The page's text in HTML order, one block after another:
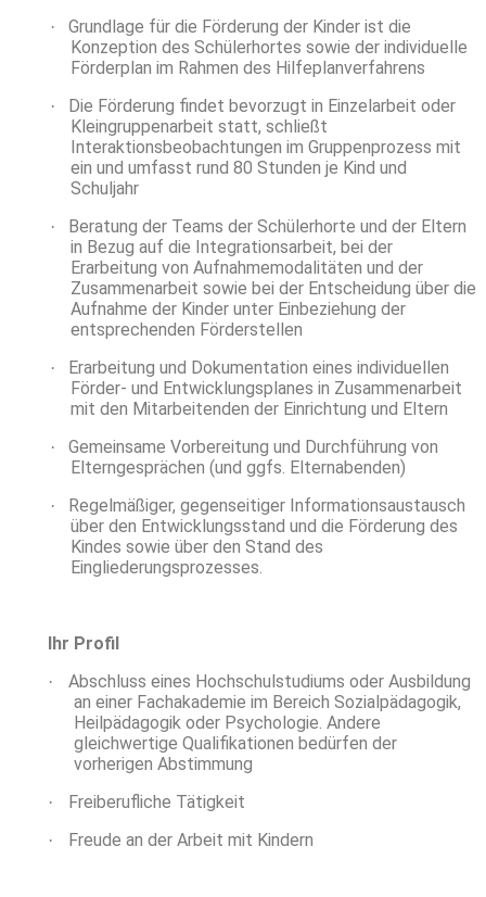
·
Grundlage für die Förderung der Kinder ist die
Konzeption des Schülerhortes sowie der individuelle
Förderplan im Rahmen des Hilfeplanverfahrens
·
Die Förderung findet bevorzugt in Einzelarbeit oder
Kleingruppenarbeit statt, schließt
Interaktionsbeobachtungen im Gruppenprozess mit
ein und umfasst rund 80 Stunden je Kind und
Schuljahr
·
Beratung der Teams der Schülerhorte und der Eltern
in Bezug auf die Integrationsarbeit, bei der
Erarbeitung von Aufnahmemodalitäten und der
Zusammenarbeit sowie bei der Entscheidung über die
Aufnahme der Kinder unter Einbeziehung der
entsprechenden Förderstellen
·
Erarbeitung und Dokumentation eines individuellen
Förder- und Entwicklungsplanes in Zusammenarbeit
mit den Mitarbeitenden der Einrichtung und Eltern
·
Gemeinsame Vorbereitung und Durchführung von
Elterngesprächen (und ggfs. Elternabenden)
·
Regelmäßiger, gegenseitiger Informationsaustausch
über den Entwicklungsstand und die Förderung des
Kindes sowie über den Stand des
Eingliederungsprozesses.
Ihr Profil
·
Abschluss eines Hochschulstudiums oder Ausbildung
an einer Fachakademie im Bereich Sozialpädagogik,
Heilpädagogik oder Psychologie. Andere
gleichwertige Qualifikationen bedürfen der
vorherigen Abstimmung
· Freiberufliche Tätigkeit
· Freude an der Arbeit mit Kindern